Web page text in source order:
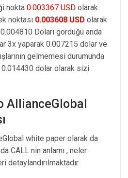
nokta 0.003367 USD olarak
noktası 0.003608 USD olarak
Doları gördüğü anda
3x yaparak 0.007215 dolar ve
gelmemesi durumunda
dolar olarak sizi
AllianceGlobal
white paper olarak da
CALL nin anlamı , neler